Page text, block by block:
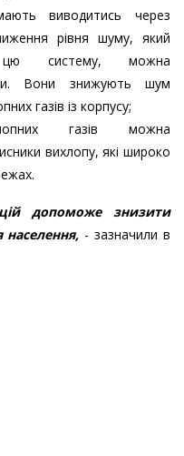
виводитись через
рівня шуму, який
систему, можна
Вони знижують шум
газів із корпусу;
газів можна
вихлопу, які широко
допоможе знизити
населення, - зазначили в